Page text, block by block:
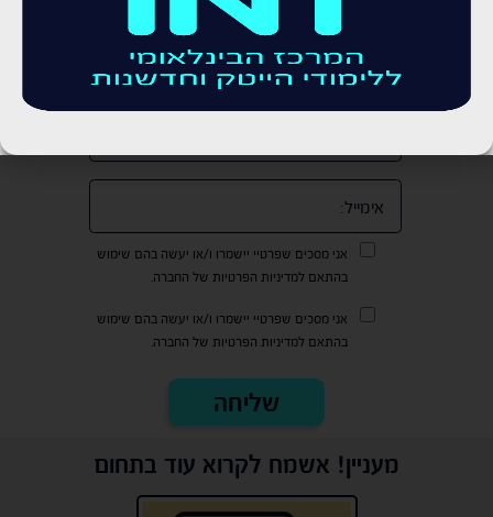
אני מסכים שפרטיי יישמרו ו/או יעשה בהם שימוש
בהתאם למדיניות הפרטיות של החברה.
אני מסכים שפרטיי יישמרו ו/או יעשה בהם שימוש
בהתאם למדיניות הפרטיות של החברה.
מעניין! אשמח לקרוא עוד בתחום